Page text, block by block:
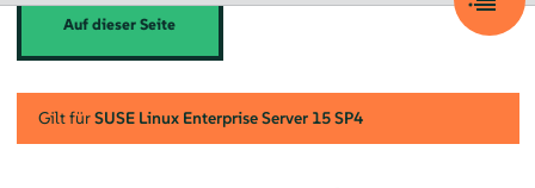
Auf dieser Seite
Gilt fürSUSE Linux Enterprise Server 15 SP4